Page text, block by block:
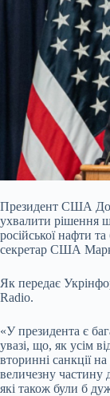
Президент США
ухвалити рішення
російської нафти
секретар США
Як передає
Radio.
«У президента є
увазі, що, як усім
вторинні санкції
величезну частину
які також були б